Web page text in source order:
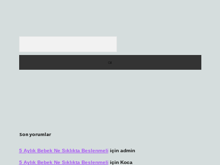
Son yorumlar
5 Aylık Bebek Ne Sıklıkta Beslenmeli için admin
5 Aylık Bebek Ne Sıklıkta Beslenmeli için Koca